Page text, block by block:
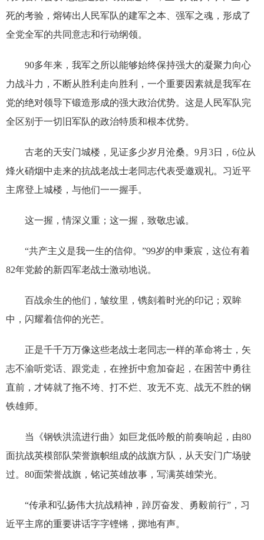
死的考验，熔铸出人民军队的建军之本、强军之魂，形成了
全党全军的共同意志和行动纲领。
90多年来，我军之所以能够始终保持强大的凝聚力向心
力战斗力，不断从胜利走向胜利，一个重要因素就是我军在
党的绝对领导下锻造形成的强大政治优势。这是人民军队完
全区别于一切旧军队的政治特质和根本优势。
古老的天安门城楼，见证多少岁月沧桑。9月3日，6位从
烽火硝烟中走来的抗战老战士老同志代表受邀观礼。习近平
主席登上城楼，与他们一一握手。
这一握，情深义重；这一握，致敬忠诚。
“共产主义是我一生的信仰。”99岁的申秉宸，这位有着
82年党龄的新四军老战士激动地说。
百战余生的他们，皱纹里，镌刻着时光的印记；双眸
中，闪耀着信仰的光芒。
正是千千万万像这些老战士老同志一样的革命将士，矢
志不渝听党话、跟党走，在挫折中愈加奋起，在困苦中勇往
直前，才铸就了拖不垮、打不烂、攻无不克、战无不胜的钢
铁雄师。
当《钢铁洪流进行曲》如巨龙低吟般的前奏响起，由80
面抗战英模部队荣誉旗帜组成的战旗方队，从天安门广场驶
过。80面荣誉战旗，铭记英雄故事，写满英雄荣光。
“传承和弘扬伟大抗战精神，踔厉奋发、勇毅前行”，习
近平主席的重要讲话字字铿锵，掷地有声。